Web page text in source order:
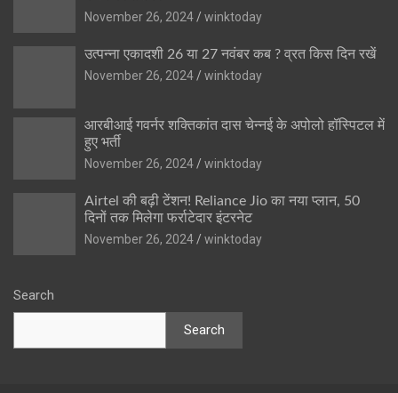
November 26, 2024
winktoday
उत्पन्ना एकादशी 26 या 27 नवंबर कब ? व्रत किस दिन रखें
November 26, 2024
winktoday
आरबीआई गवर्नर शक्तिकांत दास चेन्नई के अपोलो हॉस्पिटल में
हुए भर्ती
November 26, 2024
winktoday
Airtel की बढ़ी टेंशन! Reliance Jio का नया प्लान, 50
दिनों तक मिलेगा फर्राटेदार इंटरनेट
November 26, 2024
winktoday
Search
Search